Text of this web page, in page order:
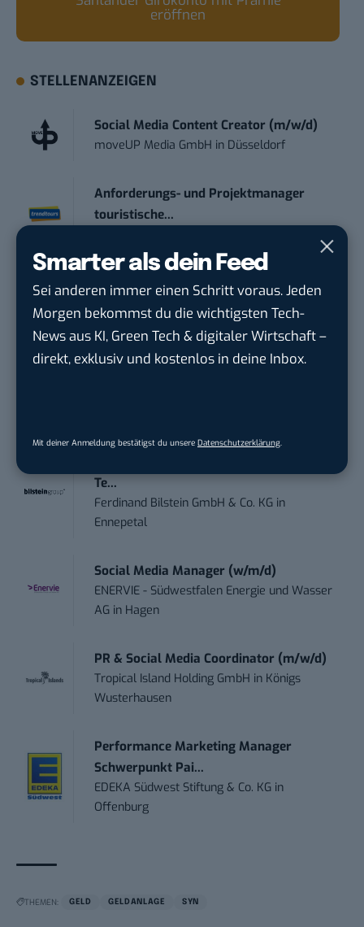
Smarter als dein Feed
Sei anderen immer einen Schritt voraus. Jeden
Morgen bekommst du die wichtigsten Tech-
News aus KI, Green Tech & digitaler Wirtschaft –
direkt, exklusiv und kostenlos in deine Inbox.
Mit deiner Anmeldung bestätigst du unsere Datenschutzerklärung.
eröffnen
STELLENANZEIGEN
Social Media Content Creator (m/w/d)
moveUP Media GmbH in Düsseldorf
Anforderungs- und Projektmanager
touristische...
IT Sales & Online Marketing Manager
(m/w/...
Karlsruhe
Te...
Ferdinand Bilstein GmbH & Co. KG in
Ennepetal
Social Media Manager (w/m/d)
ENERVIE - Südwestfalen Energie und Wasser
AG in Hagen
PR & Social Media Coordinator (m/w/d)
Tropical Island Holding GmbH in Königs
Wusterhausen
Performance Marketing Manager
Schwerpunkt Pai...
EDEKA Südwest Stiftung & Co. KG in
Offenburg
THEMEN: GELD GELDANLAGE SYN